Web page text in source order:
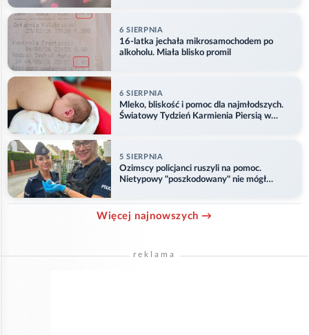
6 SIERPNIA
16-latka jechała mikrosamochodem po
alkoholu. Miała blisko promil
6 SIERPNIA
Mleko, bliskość i pomoc dla najmłodszych.
Światowy Tydzień Karmienia Piersią w
5 SIERPNIA
Ozimscy policjanci ruszyli na pomoc.
Nietypowy "poszkodowany" nie mógł
Więcej najnowszych →
reklama